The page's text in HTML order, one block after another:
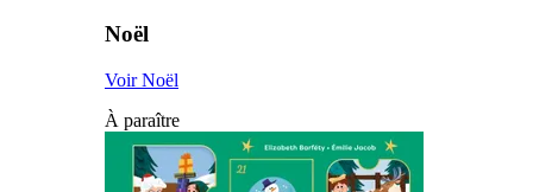
Noël
Voir Noël
À paraître